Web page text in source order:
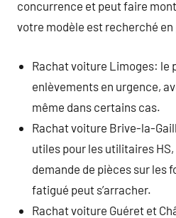
concurrence et peut faire
votre modèle est recherché
Rachat voiture Limoges: le
enlèvements en urgence,
même dans certains cas.
Rachat voiture Brive-la-
utiles pour les utilitaires
demande de pièces sur les
fatigué peut s’arracher.
Rachat voiture Guéret et